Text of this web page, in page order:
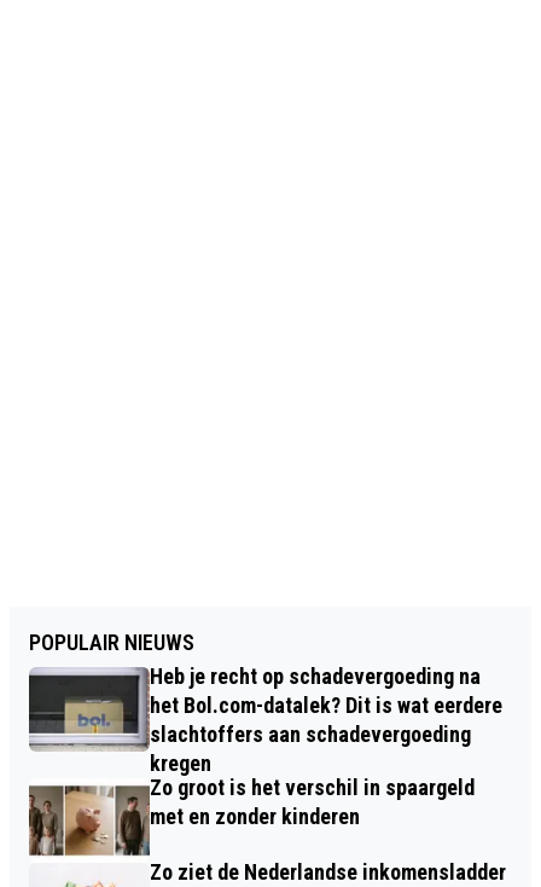
POPULAIR NIEUWS
Heb je recht op schadevergoeding na
het Bol.com-datalek? Dit is wat eerdere
slachtoffers aan schadevergoeding
kregen
Zo groot is het verschil in spaargeld
met en zonder kinderen
Zo ziet de Nederlandse inkomensladder